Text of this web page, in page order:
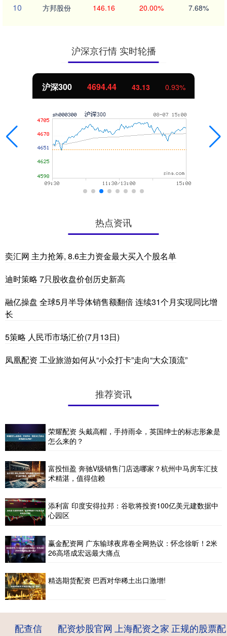
10 方邦股份 146.16 20.00% 7.68%
沪深京行情 实时轮播
沪深300 4694.44 43.13 0.93%
热点资讯
奕汇网 主力抢筹, 8.6主力资金最大买入个股名单
迪时策略 7只股收盘价创历史新高
融亿操盘 全球5月半导体销售额翻倍 连续31个月实现同比增
长
5策略 人民币市场汇价(7月13日)
凤凰配资 工业旅游如何从“小众打卡”走向“大众顶流”
推荐资讯
荣耀配资 头戴高帽，手持雨伞，英国绅士的标志形象是
怎么来的？
富投恒盈 奔驰V级销售门店选哪家？杭州中马房车汇技
术精湛，值得信赖
添利富 印度安得拉邦：谷歌将投资100亿美元建数据中
心园区
赢金配资网 广东输球夜席卷全网热议：怀念徐昕！2米
26高塔成宏远最大痛点
精选期货配资 巴西对华稀土出口激增!
配查信
配资炒股官网 上海配资之家 正规的股票配